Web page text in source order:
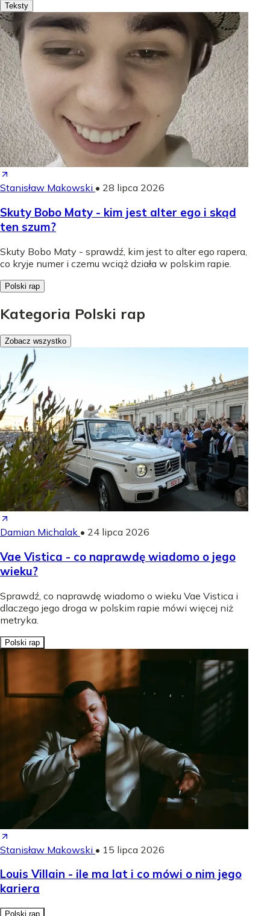
Teksty
Stanisław Makowski • 28 lipca 2026
Skuty Bobo Maty - kim jest alter ego i skąd
ten szum?
Skuty Bobo Maty - sprawdź, kim jest to alter ego rapera,
co kryje numer i czemu wciąż działa w polskim rapie.
Polski rap
Kategoria Polski rap
Zobacz wszystko
Damian Michalak • 24 lipca 2026
Vae Vistica - co naprawdę wiadomo o jego
wieku?
Sprawdź, co naprawdę wiadomo o wieku Vae Vistica i
dlaczego jego droga w polskim rapie mówi więcej niż
metryka.
Polski rap
Stanisław Makowski • 15 lipca 2026
Louis Villain - ile ma lat i co mówi o nim jego
kariera
Polski rap